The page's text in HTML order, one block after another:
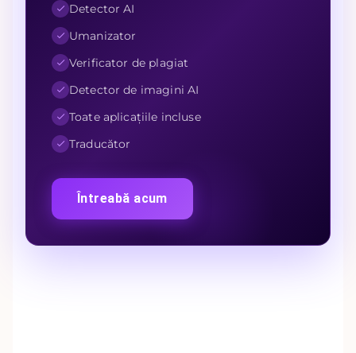
Detector AI
Umanizator
Verificator de plagiat
Detector de imagini AI
Toate aplicațiile incluse
Traducător
Întreabă acum